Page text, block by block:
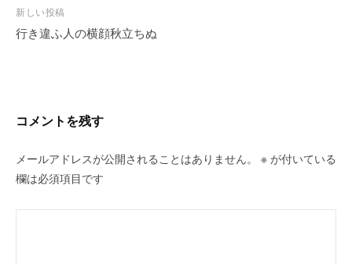
ビ
ゲ
ン
新しい投稿
行き違ふ人の横顔秋立ちぬ
コメントを残す
メールアドレスが公開されることはありません。 ※ が付いている
欄は必須項目です